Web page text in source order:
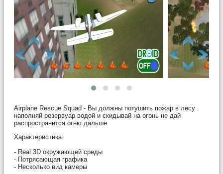
Airplane Rescue Squad - Вы должны потушить пожар в лесу .
наполняй резервуар водой и скидывай на огонь не дай
распространится огню дальше
Характеристика:
- Real 3D окружающей среды
- Потрясающая графика
- Несколько вид камеры